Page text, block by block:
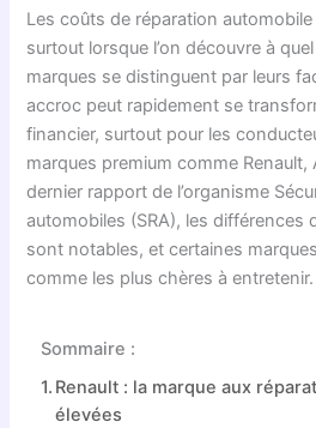
Les coûts de réparation
surtout lorsque l’on découvre à
marques se distinguent par leurs
accroc peut rapidement se
financier, surtout pour les
marques premium comme Renault,
dernier rapport de l’organisme
automobiles (SRA), les différences
sont notables, et certaines
comme les plus chères à entretenir.
Sommaire :
Renault : la marque aux
élevées